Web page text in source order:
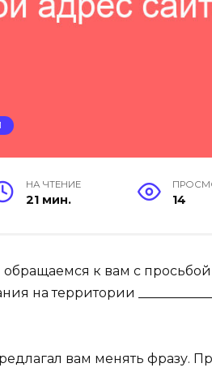
НА ЧТЕНИЕ
21 мин. 14
к вам с просьбой
на территории
вам менять фразу.